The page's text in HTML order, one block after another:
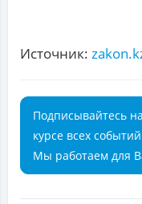
Источник:
Подписывайтесь
курсе всех
Мы работаем для